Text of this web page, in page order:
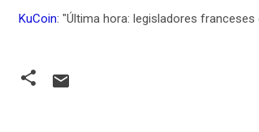
KuCoin: "Última hora: legisladores